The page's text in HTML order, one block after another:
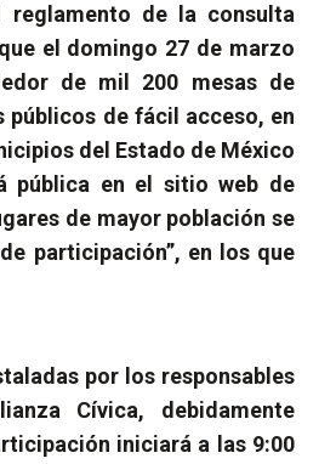
reglamento de la consulta
el domingo 27 de marzo
de mil 200 mesas de
públicos de fácil acceso, en
del Estado de México
pública en el sitio web de
de mayor población se
participación”, en los que
por los responsables
Cívica, debidamente
iniciará a las 9:00